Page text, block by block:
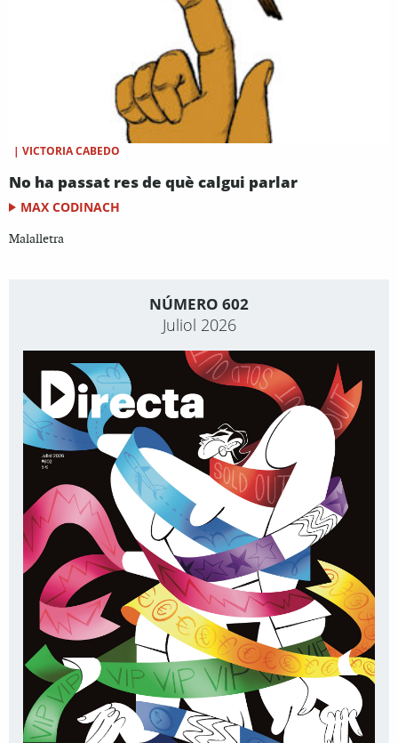
| VICTORIA CABEDO
No ha passat res de què calgui parlar
MAX CODINACH
Malalletra
NÚMERO 602
Juliol 2026